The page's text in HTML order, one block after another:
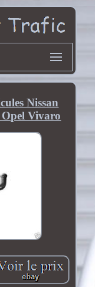
Nissan
Vivaro